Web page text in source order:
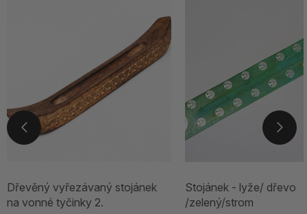
Dřevěný vyřezávaný stojánek
na vonné tyčinky 2.
Stojánek - lyže/ dřevo
/zelený/strom